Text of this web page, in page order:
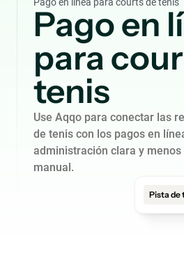
Pago en
para
tenis
Use Aqqo para conectar las
de tenis con los pagos en
administración clara y
manual.
Pista de